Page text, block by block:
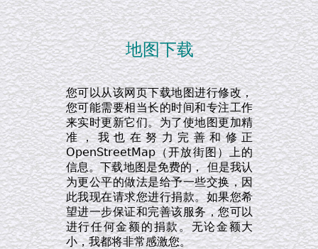
地图下载
您可以从该网页下载地图进行修改，
您可能需要相当长的时间和专注工作
来实时更新它们。为了使地图更加精
准，我也在努力完善和修正
OpenStreetMap（开放街图）上的
信息。下载地图是免费的， 但是我认
为更公平的做法是给予一些交换，因
此我现在请求您进行捐款。如果您希
望进一步保证和完善该服务，您可以
进行任何金额的捐款。无论金额大
小，我都将非常感激您。